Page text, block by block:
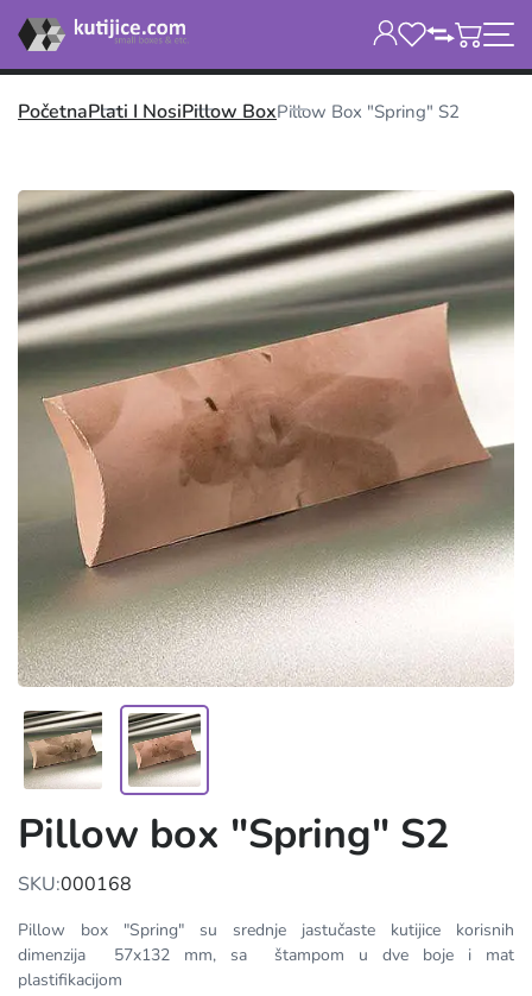
PočetnaPlati I NosiPillow BoxPillow Box "Spring" S2
Pillow box "Spring" S2
SKU:000168
Pillow box "Spring" su srednje jastučaste kutijice korisnih
dimenzija 57x132 mm, sa štampom u dve boje i mat
plastifikacijom